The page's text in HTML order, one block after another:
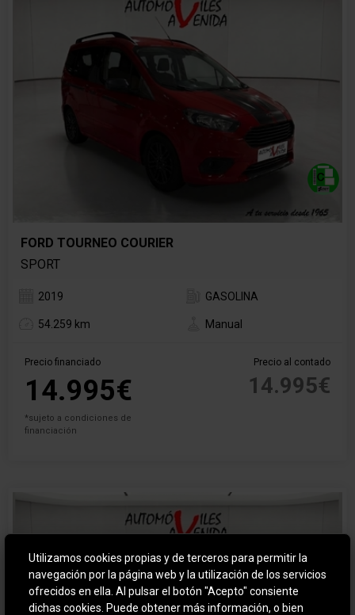
FORD TOURNEO COURIER
SPORT
2019 GASOLINA
54.259 km Manual
Precio financiado
14.995€
*sujeto a condiciones de
financiación
Precio al contado
14.995€
Utilizamos cookies propias y de terceros para permitir la
navegación por la página web y la utilización de los servicios
ofrecidos en ella. Al pulsar el botón "Acepto" consiente
dichas cookies. Puede obtener más información, o bien